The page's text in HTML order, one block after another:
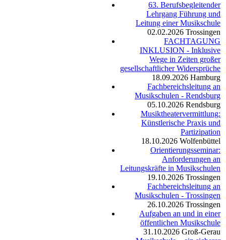
63. Berufsbegleitender
Lehrgang Führung und
Leitung einer Musikschule
02.02.2026 Trossingen
FACHTAGUNG
INKLUSION - Inklusive
Wege in Zeiten großer
gesellschaftlicher Widersprüche
18.09.2026 Hamburg
Fachbereichsleitung an
Musikschulen - Rendsburg
05.10.2026 Rendsburg
Musiktheatervermittlung:
Künstlerische Praxis und
Partizipation
18.10.2026 Wolfenbüttel
Orientierungsseminar:
Anforderungen an
Leitungskräfte in Musikschulen
19.10.2026 Trossingen
Fachbereichsleitung an
Musikschulen - Trossingen
26.10.2026 Trossingen
Aufgaben an und in einer
öffentlichen Musikschule
31.10.2026 Groß-Gerau